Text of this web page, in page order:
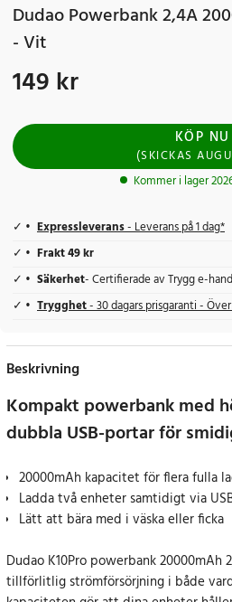
Dudao Powerbank 2,4A
- Vit
Pris:149 kr
149 kr
KÖP NU
(SKICKAS
Kommer i lager
Expressleverans- Leverans på 1 dag*
Frakt 49 kr
Säkerhet- Certifierade av Trygg e-
Trygghet- 30 dagars prisgaranti -
Beskrivning
Kompakt powerbank med
dubbla USB-portar för
20000mAh kapacitet för flera fulla
Ladda två enheter samtidigt via
Lätt att bära med i väska eller ficka
Dudao K10Pro powerbank 20000mAh
tillförlitlig strömförsörjning i både